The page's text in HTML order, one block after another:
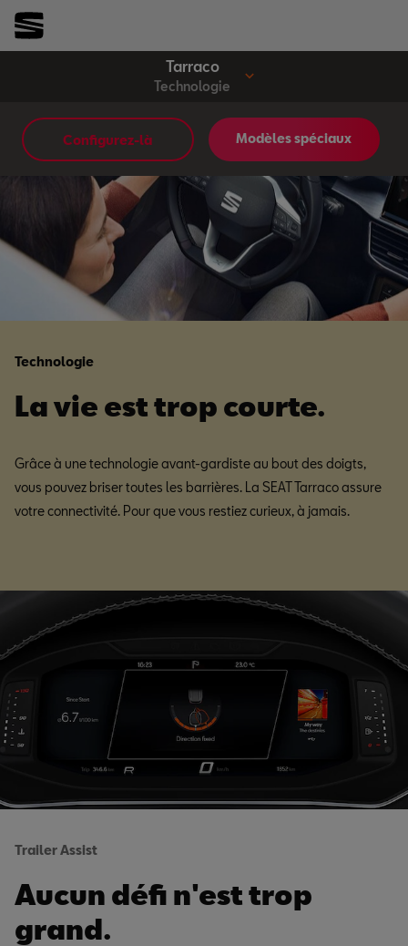
Tarraco
Technologie
Configurez-là Modèles spéciaux
SEAT
Technologie
La vie est trop courte.
Grâce à une technologie avant-gardiste au bout des doigts,
vous pouvez briser toutes les barrières. La SEAT Tarraco assure
votre connectivité. Pour que vous restiez curieux, à jamais.
Trailer Assist
Aucun défi n'est trop
grand.